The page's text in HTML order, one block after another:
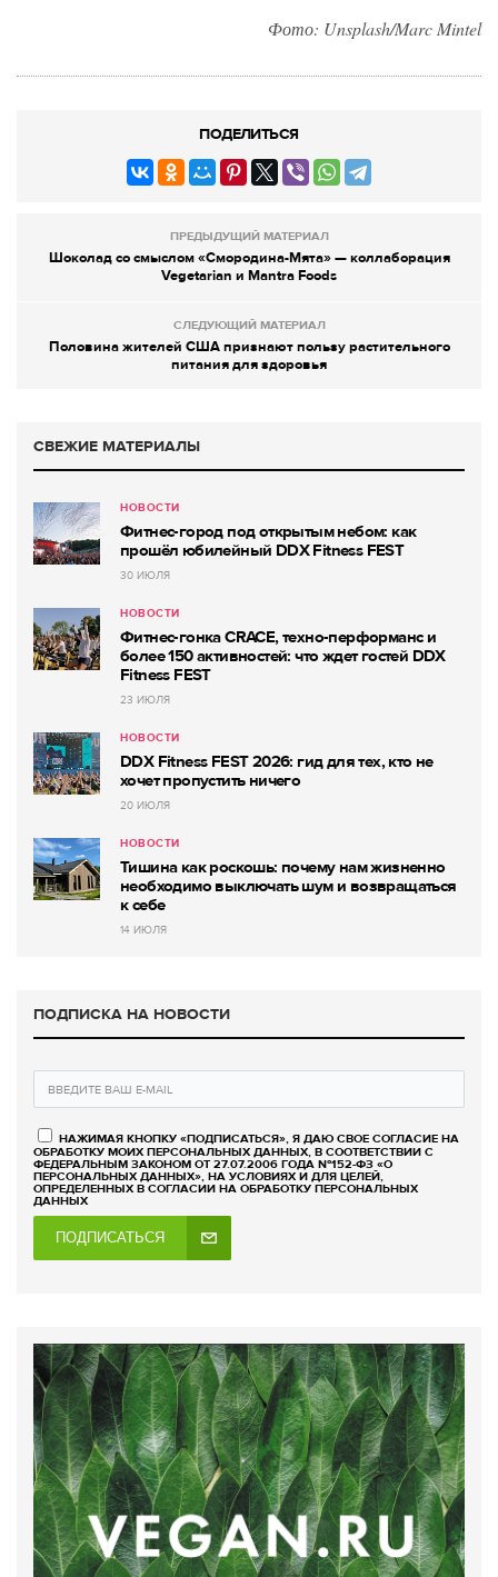
Фото: Unsplash/Marc Mintel
ПОДЕЛИТЬСЯ
ПРЕДЫДУЩИЙ МАТЕРИАЛ
Шоколад со смыслом «Смородина-Мята» — коллаборация
Vegetarian и Mantra Foods
СЛЕДУЮЩИЙ МАТЕРИАЛ
Половина жителей США признают пользу растительного
питания для здоровья
СВЕЖИЕ МАТЕРИАЛЫ
НОВОСТИ
Фитнес-город под открытым небом: как
прошёл юбилейный DDX Fitness FEST
30 ИЮЛЯ
НОВОСТИ
Фитнес-гонка CRACE, техно-перформанс и
более 150 активностей: что ждет гостей DDX
Fitness FEST
23 ИЮЛЯ
НОВОСТИ
DDX Fitness FEST 2026: гид для тех, кто не
хочет пропустить ничего
20 ИЮЛЯ
НОВОСТИ
Тишина как роскошь: почему нам жизненно
необходимо выключать шум и возвращаться
к себе
14 ИЮЛЯ
ПОДПИСКА НА НОВОСТИ
НАЖИМАЯ КНОПКУ «ПОДПИСАТЬСЯ», Я ДАЮ СВОЕ СОГЛАСИЕ НА
ОБРАБОТКУ МОИХ ПЕРСОНАЛЬНЫХ ДАННЫХ, В СООТВЕТСТВИИ С
ФЕДЕРАЛЬНЫМ ЗАКОНОМ ОТ 27.07.2006 ГОДА №152-ФЗ «О
ПЕРСОНАЛЬНЫХ ДАННЫХ», НА УСЛОВИЯХ И ДЛЯ ЦЕЛЕЙ,
ОПРЕДЕЛЕННЫХ В СОГЛАСИИ НА ОБРАБОТКУ ПЕРСОНАЛЬНЫХ
ДАННЫХ
ПОДПИСАТЬСЯ